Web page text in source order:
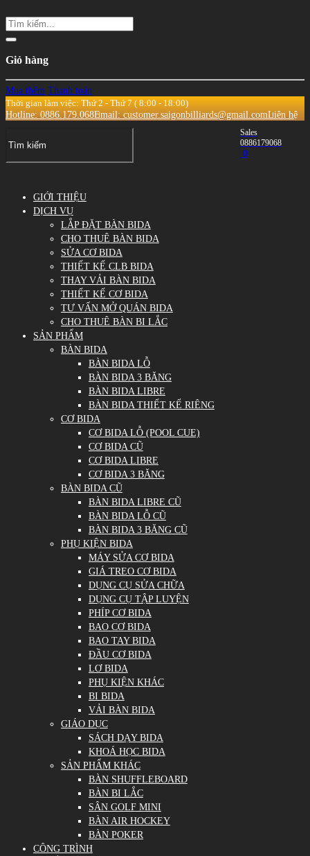
Giỏ hàng
Mua thêm Thanh toán
Thời gian làm việc: Thứ 2 - Thứ 7 ( 8:00 - 18:00)
Hotline: 0886.179.068Email: customer.saigonbilliards@gmail.comLiên hệ
Sales
0886179068
0
GIỚI THIỆU
DỊCH VỤ
LẮP ĐẶT BÀN BIDA
CHO THUÊ BÀN BIDA
SỬA CƠ BIDA
THIẾT KẾ CLB BIDA
THAY VẢI BÀN BIDA
THIẾT KẾ CƠ BIDA
TƯ VẤN MỞ QUÁN BIDA
CHO THUÊ BÀN BI LẮC
SẢN PHẨM
BÀN BIDA
BÀN BIDA LỖ
BÀN BIDA 3 BĂNG
BÀN BIDA LIBRE
BÀN BIDA THIẾT KẾ RIÊNG
CƠ BIDA
CƠ BIDA LỖ (POOL CUE)
CƠ BIDA CŨ
CƠ BIDA LIBRE
CƠ BIDA 3 BĂNG
BÀN BIDA CŨ
BÀN BIDA LIBRE CŨ
BÀN BIDA LỖ CŨ
BÀN BIDA 3 BĂNG CŨ
PHỤ KIỆN BIDA
MÁY SỬA CƠ BIDA
GIÁ TREO CƠ BIDA
DỤNG CỤ SỬA CHỮA
DỤNG CỤ TẬP LUYỆN
PHÍP CƠ BIDA
BAO CƠ BIDA
BAO TAY BIDA
ĐẦU CƠ BIDA
LƠ BIDA
PHỤ KIỆN KHÁC
BI BIDA
VẢI BÀN BIDA
GIÁO DỤC
SÁCH DẠY BIDA
KHOÁ HỌC BIDA
SẢN PHẨM KHÁC
BÀN SHUFFLEBOARD
BÀN BI LẮC
SÂN GOLF MINI
BÀN AIR HOCKEY
BÀN POKER
CÔNG TRÌNH